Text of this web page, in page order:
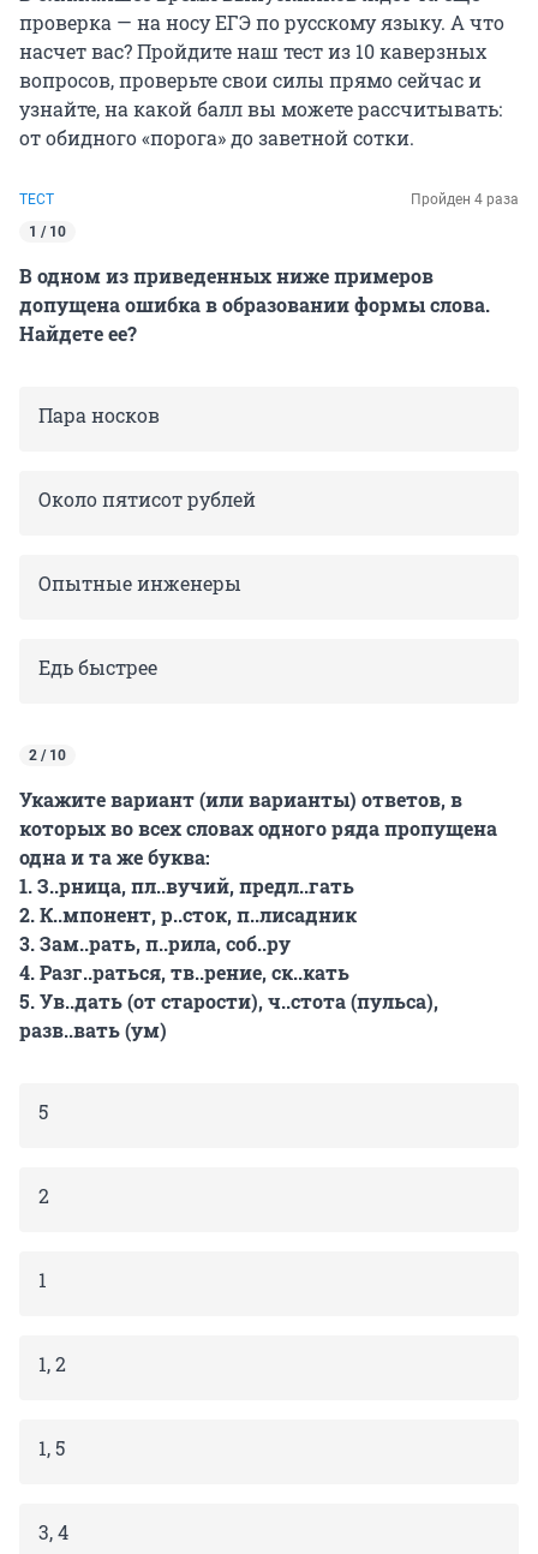
проверка — на носу ЕГЭ по русскому языку. А что
насчет вас? Пройдите наш тест из 10 каверзных
вопросов, проверьте свои силы прямо сейчас и
узнайте, на какой балл вы можете рассчитывать:
от обидного «порога» до заветной сотки.
ТЕСТ
Пройден 4 раза
1 / 10
В одном из приведенных ниже примеров
допущена ошибка в образовании формы слова.
Найдете ее?
Пара носков
Около пятисот рублей
Опытные инженеры
Едь быстрее
2 / 10
Укажите вариант (или варианты) ответов, в
которых во всех словах одного ряда пропущена
одна и та же буква:
1. З..рница, пл..вучий, предл..гать
2. К..мпонент, р..сток, п..лисадник
3. Зам..рать, п..рила, соб..ру
4. Разг..раться, тв..рение, ск..кать
5. Ув..дать (от старости), ч..стота (пульса),
разв..вать (ум)
5
2
1
1, 2
1, 5
3, 4